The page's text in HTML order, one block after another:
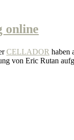
online
CELLADOR haben
von Eric Rutan